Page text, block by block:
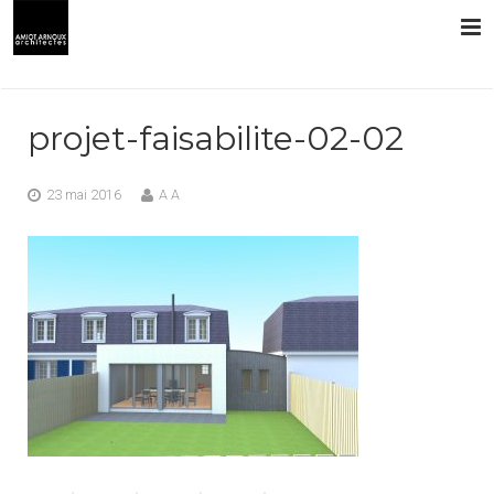
PRESTATIONS
projet-faisabilite-02-02
23 mai 2016 A A